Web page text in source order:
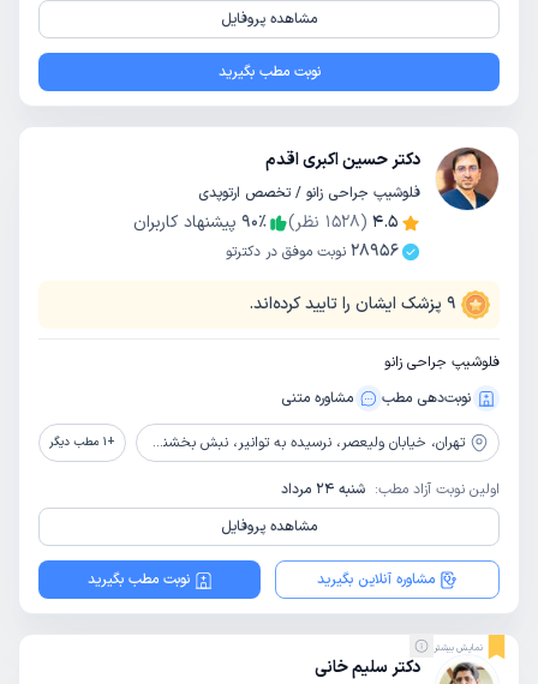
مشاهده پروفایل
نوبت مطب بگیرید
دکتر حسین اکبری اقدم
فلوشیپ جراحی زانو / تخصص ارتوپدی
4.5
(
1528 نظر) 90٪
پیشنهاد کاربران
28956 نوبت موفق در دکترتو
9 پزشک ایشان را تایید کرده‌اند.
فلوشیپ جراحی زانو
نوبت‌دهی مطب
مشاوره‌ متنی
تهران، خیابان ولیعصر، نرسیده به توانیر، نبش بخشندگان، ساختمان مدیکو پلاس سنتر، طبقه 5، واحد 502 +
1 مطب دیگر
اولین نوبت آزاد مطب: شنبه 24 مرداد
مشاهده پروفایل
مشاوره آنلاین بگیرید نوبت مطب بگیرید
نمایش بیشتر
دکتر سلیم خانی